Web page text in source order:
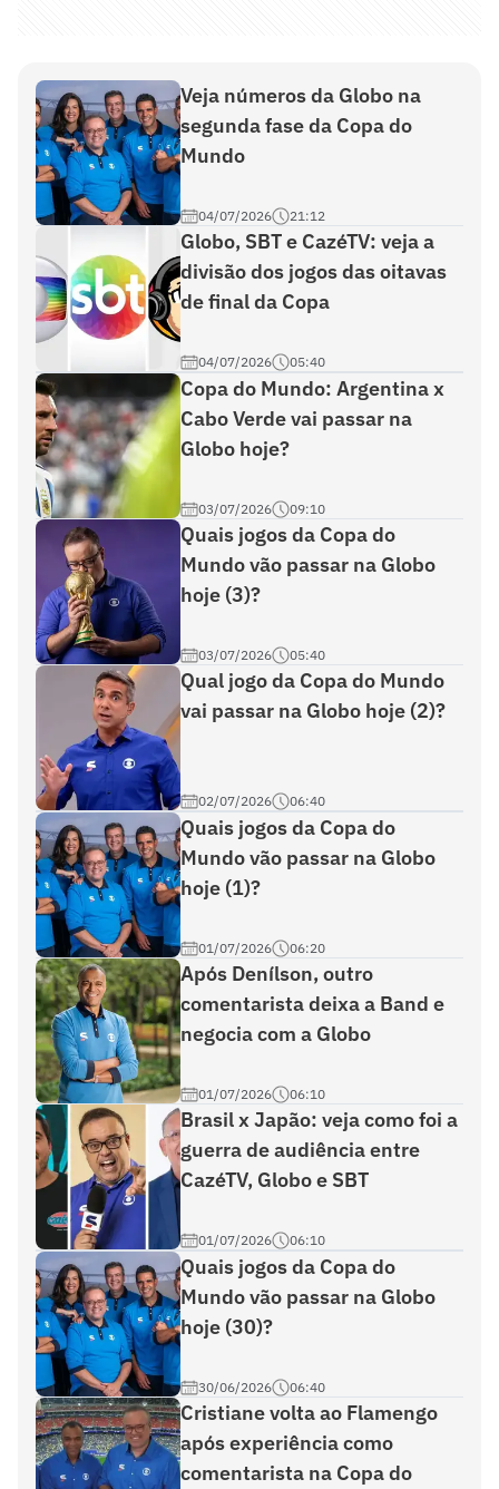
Veja números da Globo na
segunda fase da Copa do
Mundo
04/07/2026 21:12
Globo, SBT e CazéTV: veja a
divisão dos jogos das oitavas
de final da Copa
04/07/2026 05:40
Copa do Mundo: Argentina x
Cabo Verde vai passar na
Globo hoje?
03/07/2026 09:10
Quais jogos da Copa do
Mundo vão passar na Globo
hoje (3)?
03/07/2026 05:40
Qual jogo da Copa do Mundo
vai passar na Globo hoje (2)?
02/07/2026 06:40
Quais jogos da Copa do
Mundo vão passar na Globo
hoje (1)?
01/07/2026 06:20
Após Denílson, outro
comentarista deixa a Band e
negocia com a Globo
01/07/2026 06:10
Brasil x Japão: veja como foi a
guerra de audiência entre
CazéTV, Globo e SBT
01/07/2026 06:10
Quais jogos da Copa do
Mundo vão passar na Globo
hoje (30)?
30/06/2026 06:40
Cristiane volta ao Flamengo
após experiência como
comentarista na Copa do